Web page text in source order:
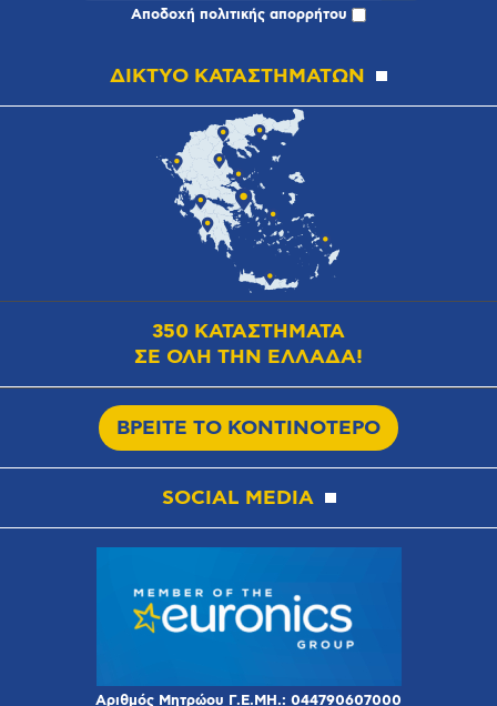
Αποδοχή πολιτικής απορρήτου
ΔΙΚΤΥΟ ΚΑΤΑΣΤΗΜΑΤΩΝ
350 ΚΑΤΑΣΤΗΜΑΤΑ
ΣΕ ΟΛΗ ΤΗΝ ΕΛΛΑΔΑ!
ΒΡΕΙΤΕ ΤΟ ΚΟΝΤΙΝΟΤΕΡΟ
SOCIAL MEDIA